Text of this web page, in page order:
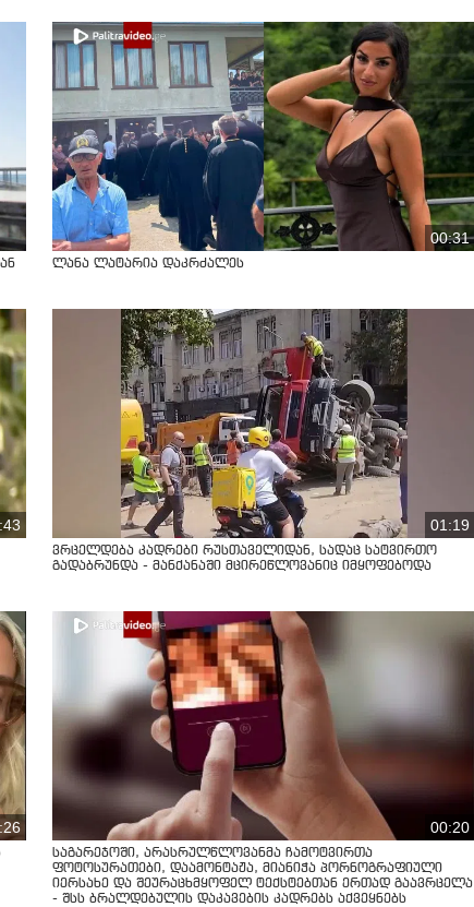
00:31
ლანა ლატარია დაკრძალეს
01:19
ვრცელდება კადრები რუსთაველიდან, სადაც სატვირთო
გადაბრუნდა - მანქანაში მცირეწლოვანიც იმყოფებოდა
00:20
საგარეჯოში, არასრულწლოვანმა ჩამოტვირთა
ფოტოსურათები, დაამონტაჟა, მიანიჭა პორნოგრაფიული
იერსახე და შეურაცხმყოფელ ტექსტებთან ერთად გაავრცელა
- შსს ბრალდებულის დაკავების კადრებს აქვეყნებს